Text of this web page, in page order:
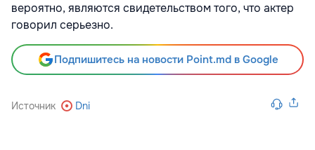
вероятно, являются свидетельством того, что актер
говорил серьезно.
Подпишитесь на новости Point.md в Google
Источник Dni